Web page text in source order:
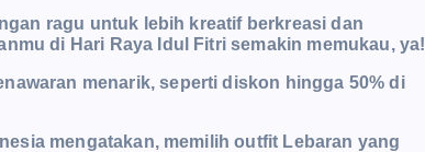
ragu untuk lebih kreatif berkreasi dan
di Hari Raya Idul Fitri semakin memukau, ya!
menarik, seperti diskon hingga 50% di
mengatakan, memilih outfit Lebaran yang